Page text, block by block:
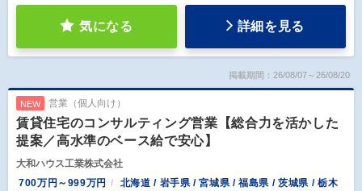
気になる 詳細を見る
掲載期間：26/08/07～26/08/20
NEW 営業（個人向け）
賃貸住宅のコンサルティング営業【総合力を活かした
提案／高水準のベース給で安心】
大和ハウス工業株式会社
700万円～999万円
北海道 / 岩手県 / 宮城県 / 福島県 / 茨城県 / 栃木